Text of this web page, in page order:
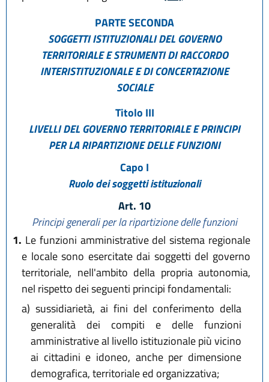
PARTE SECONDA
SOGGETTI ISTITUZIONALI DEL GOVERNO
TERRITORIALE E STRUMENTI DI RACCORDO
INTERISTITUZIONALE E DI CONCERTAZIONE
SOCIALE
Titolo III
LIVELLI DEL GOVERNO TERRITORIALE E PRINCIPI
PER LA RIPARTIZIONE DELLE FUNZIONI
Capo I
Ruolo dei soggetti istituzionali
Art. 10
Principi generali per la ripartizione delle funzioni
1. Le funzioni amministrative del sistema regionale
e locale sono esercitate dai soggetti del governo
territoriale, nell'ambito della propria autonomia,
nel rispetto dei seguenti principi fondamentali:
a) sussidiarietà, ai fini del conferimento della
generalità dei compiti e delle funzioni
amministrative al livello istituzionale più vicino
ai cittadini e idoneo, anche per dimensione
demografica, territoriale ed organizzativa;